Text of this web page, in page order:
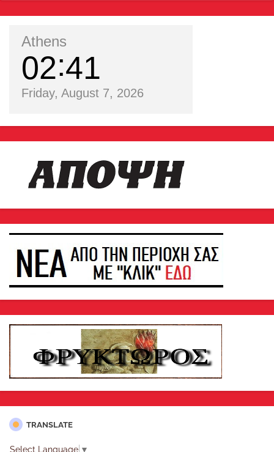
Athens
02 41
Friday, August 7, 2026
TRANSLATE
Select Language ▼